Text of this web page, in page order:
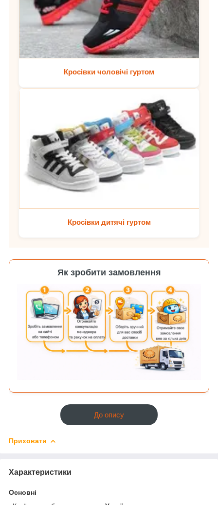
Кросівки чоловічі гуртом
Кросівки дитячі гуртом
Як зробити замовлення
До опису
Приховати
Характеристики
Основні